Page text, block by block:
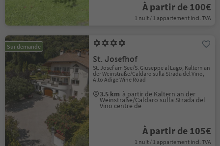
À partir de 100€
1 nuit / 1 appartement incl. TVA
Sur demande
St. Josefhof
St. Josef am See/S. Giuseppe al Lago, Kaltern an
der Weinstraße/Caldaro sulla Strada del Vino,
Alto Adige Wine Road
3.5 km à partir de Kaltern an der
Weinstraße/Caldaro sulla Strada del
Vino centre de
À partir de 105€
1 nuit / 1 appartement incl. TVA